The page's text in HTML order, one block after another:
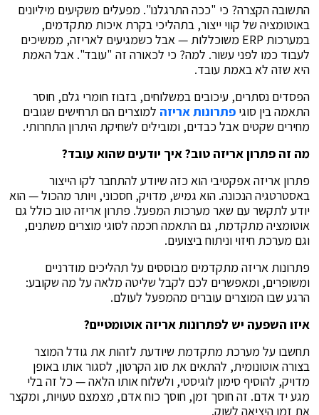
התשובה הקצרה? כי "ככה התרגלנו". מפעלים משקיעים מיליונים
באוטומציה של קווי ייצור, בתהליכי בקרת איכות מתקדמים,
במערכות ERP משוכללות — אבל כשמגיעים לאריזה, ממשיכים
לעבוד כמו לפני עשור. למה? כי לכאורה זה "עובד". אבל האמת
היא שזה לא באמת עובד.
הפסדים נסתרים, עיכובים במשלוחים, בזבוז חומרי גלם, חוסר
התאמה בין סוגי פתרונות אריזה למוצרים הם תרחישים שגובים
מחירים שקטים אבל כבדים, ומובילים לשחיקת היתרון התחרותי.
מה זה פתרון אריזה טוב? איך יודעים שהוא עובד?
פתרון אריזה אפקטיבי הוא כזה שיודע להתחבר לקו הייצור
באסטרטגיה הנכונה. הוא גמיש, מדויק, חסכוני, ויותר מהכול — הוא
יודע לתקשר עם שאר מערכות המפעל. פתרון אריזה טוב כולל גם
אוטומציה מתקדמת, גם התאמה חכמה לסוגי מוצרים משתנים,
וגם מערכת חיזוי וניתוח ביצועים.
פתרונות אריזה מתקדמים מבוססים על תהליכים מודרניים
ומשופרים, ומאפשרים לכם לקבל שליטה מלאה על מה שקובע:
הרגע שבו המוצרים עוברים מהמפעל לעולם.
איזו השפעה יש לפתרונות אריזה אוטומטיים?
תחשבו על מערכת מתקדמת שיודעת לזהות את גודל המוצר
בצורה אוטונומית, להתאים את סוג הקרטון, לסגור אותו באופן
מדויק, להוסיף סימון לוגיסטי, ולשלוח אותו הלאה — כל זה בלי
מגע יד אדם. זה חוסך זמן, חוסך כוח אדם, מצמצם טעויות, ומקצר
את זמן היציאה לשוק.